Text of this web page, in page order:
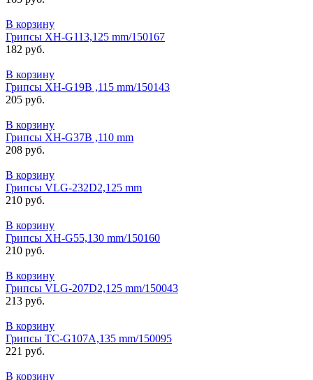
В корзину
Грипсы XH-G113,125 mm/150167
182 руб.
В корзину
Грипсы XH-G19B ,115 mm/150143
205 руб.
В корзину
Грипсы XH-G37B ,110 mm
208 руб.
В корзину
Грипсы VLG-232D2,125 mm
210 руб.
В корзину
Грипсы XH-G55,130 mm/150160
210 руб.
В корзину
Грипсы VLG-207D2,125 mm/150043
213 руб.
В корзину
Грипсы TС-G107А,135 mm/150095
221 руб.
В корзину